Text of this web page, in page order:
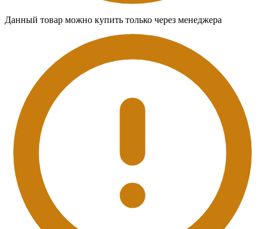
Данный товар можно купить только через менеджера